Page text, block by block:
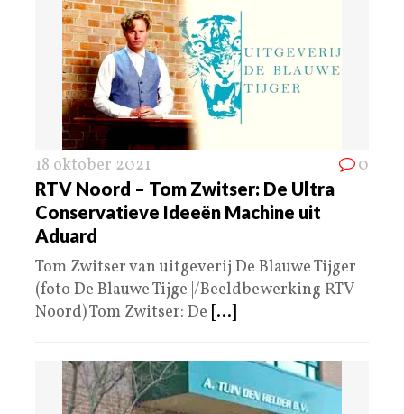
18 oktober 2021 0
RTV Noord – Tom Zwitser: De Ultra
Conservatieve Ideeën Machine uit
Aduard
Tom Zwitser van uitgeverij De Blauwe Tijger
(foto De Blauwe Tijge |/Beeldbewerking RTV
Noord) Tom Zwitser: De [...]